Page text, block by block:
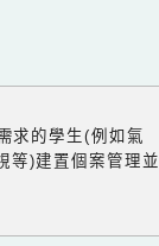
求的學生(例如氣
等)建置個案管理並